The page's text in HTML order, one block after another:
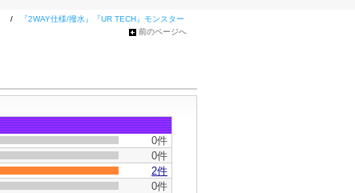
/
『2WAY仕様/撥水』『UR TECH』モンスター
前のページへ
0件
0件
2件
0件